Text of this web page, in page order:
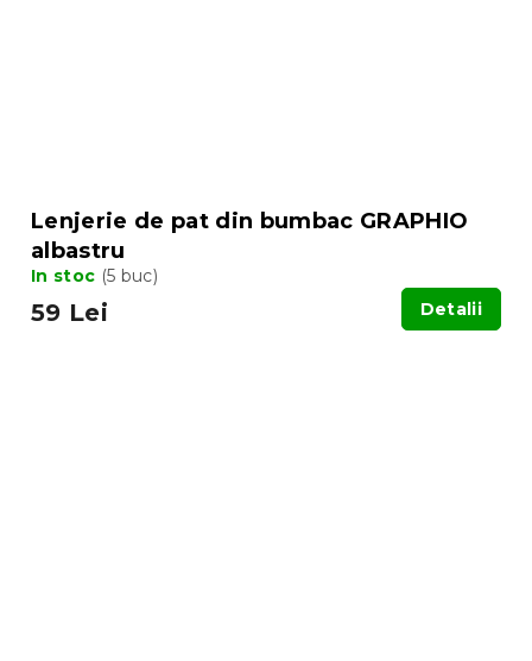
Lenjerie de pat din bumbac GRAPHIO
albastru
In stoc (5 buc)
59 Lei Detalii